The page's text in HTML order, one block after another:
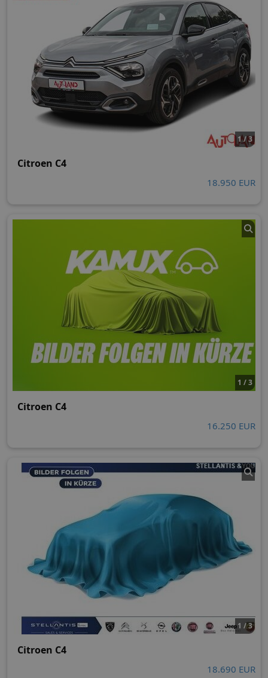
1 / 3
Citroen C4
18.950 EUR
1 / 3
Citroen C4
16.250 EUR
1 / 3
Citroen C4
18.690 EUR